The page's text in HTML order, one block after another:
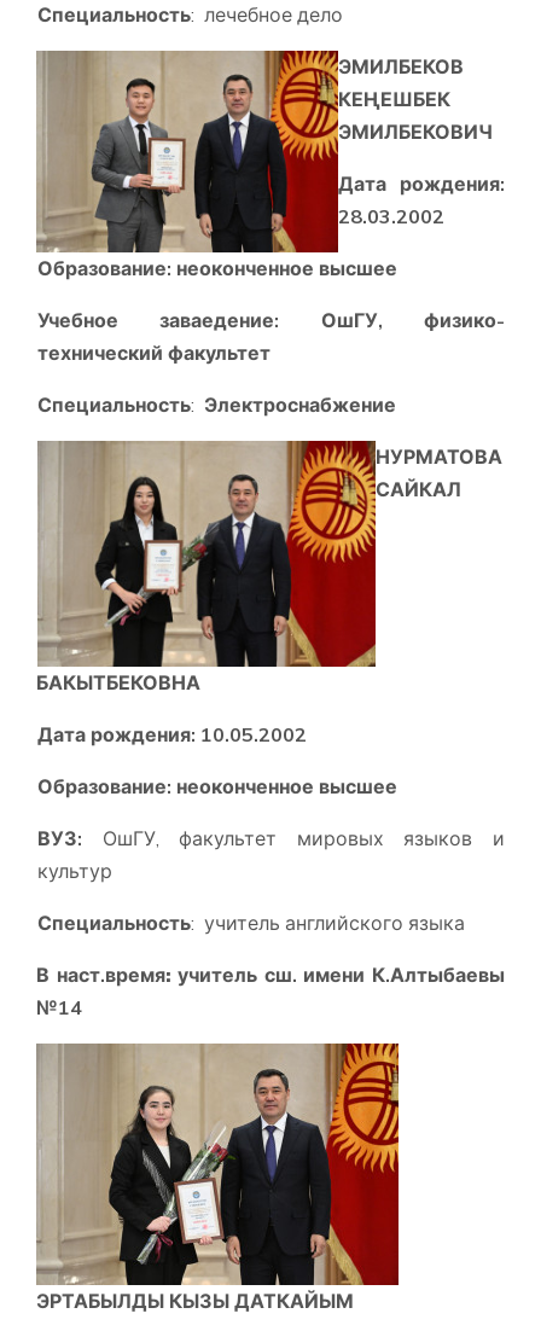
Специальность: лечебное дело
ЭМИЛБЕКОВ
КЕҢЕШБЕК
ЭМИЛБЕКОВИЧ
Дата рождения:
28.03.2002
Образование: неоконченное высшее
Учебное заваедение: ОшГУ, физико-
технический факультет
Специальность: Электроснабжение
НУРМАТОВА
САЙКАЛ
БАКЫТБЕКОВНА
Дата рождения: 10.05.2002
Образование: неоконченное высшее
ВУЗ: ОшГУ, факультет мировых языков и
культур
Специальность: учитель английского языка
В наст.время: учитель сш. имени К.Алтыбаевы
№14
ЭРТАБЫЛДЫ КЫЗЫ ДАТКАЙЫМ